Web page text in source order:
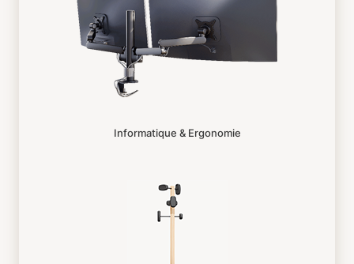
Informatique & Ergonomie